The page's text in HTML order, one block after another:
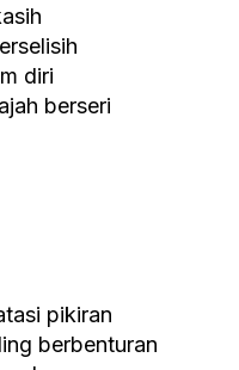
diri
berseri
pikiran
berbenturan